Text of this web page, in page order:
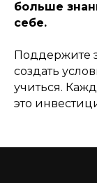
больше
себе.
Поддержите
создать
учиться.
это